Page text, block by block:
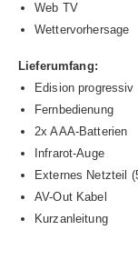
Web TV
Wettervorhersage
Lieferumfang:
Edision progressiv
Fernbedienung
2x AAA-Batterien
Infrarot-Auge
Externes Netzteil
AV-Out Kabel
Kurzanleitung